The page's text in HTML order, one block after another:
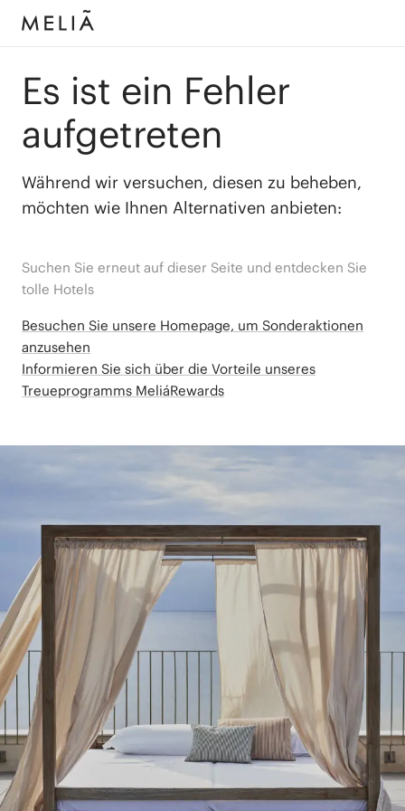
Es ist ein Fehler
aufgetreten
Während wir versuchen, diesen zu beheben,
möchten wie Ihnen Alternativen anbieten:
Suchen Sie erneut auf dieser Seite und entdecken Sie
tolle Hotels
Besuchen Sie unsere Homepage, um Sonderaktionen
anzusehen
Informieren Sie sich über die Vorteile unseres
Treueprogramms MeliáRewards